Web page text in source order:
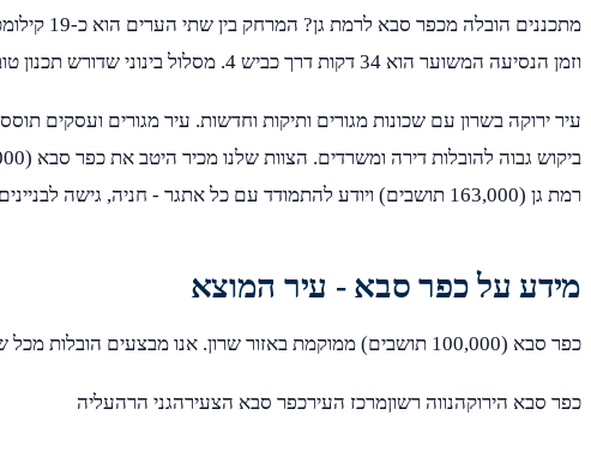
מתכננים הובלה
וזמן הנסיעה המשוער הוא 34 דקות דרך כביש 4. מסלול בינוני שדורש תכנון טוב של זמנים ומסלול.
עיר ירוקה בשרון עם שכונות מגורים ותיקות וחדשות. עיר מגורים ועסקים
רמת גן (163,000 תושבים) ויודע להתמודד עם כל אתגר - חניה, גישה לבניינים, מעליות ומדרגות.
מידע על כפר סבא - עיר המוצא
כפר סבא (100,000 תושבים) ממוקמת באזור שרון. אנו מבצעים הובלות מכל שכונות כפר סבא, כולל:
כפר סבא הירוקהנווה רשוןמרכז העירכפר סבא הצעירהגני הרהעליה